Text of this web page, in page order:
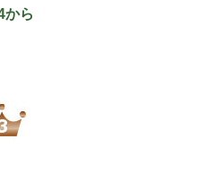
から